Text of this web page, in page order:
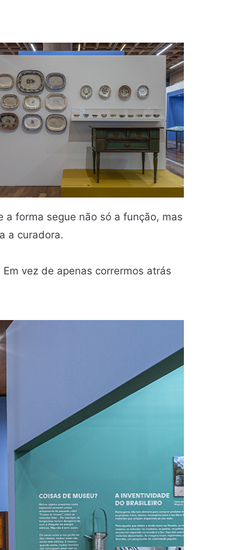
forma segue não só a função, mas
a curadora.
vez de apenas corrermos atrás